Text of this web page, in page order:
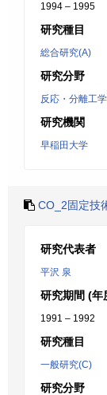
1994 – 1995
研究種目
総合研究(A)
研究分野
反応・分離工学
研究機関
早稲田大学
CO_2固定技
研究代表者
平沢 泉
研究期間 (年
1991 – 1992
研究種目
一般研究(C)
研究分野